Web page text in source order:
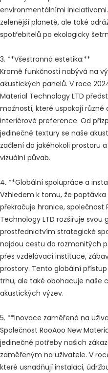
environmentálními
zelenější planetě, ale také
spotřebitelů po ekologicky
3. **Všestranná estetika:**
Kromě funkčnosti nabývá na
akustických panelů. V roce
Material Technology LTD
možností, které uspokojí
interiérové ​​preference. Od
jedinečné textury se naše
začlení do jakéhokoli prostoru
vizuální půvab.
4. **Globální spolupráce a
Vzhledem k tomu, že
překračuje hranice, společnost
Technology LTD rozšiřuje svou
prostřednictvím strategické
najdou cestu do rozmanitých
přes vzdělávací instituce,
prostory. Tento globální
trhu, ale také obohacuje naše
akustických výzev.
5. **Inovace zaměřená na
Společnost RooAoo New
jedinečné potřeby našich
zaměřeným na uživatele. V
které usnadňují instalaci,